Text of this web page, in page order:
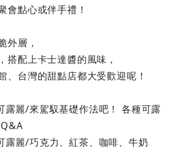
點心或伴手禮！
層，
配上卡士達醬的風味，
台灣的甜點店都大受歡迎呢！
麗/來駕馭基礎作法吧！ 各種可露
麗/巧克力、紅茶、咖啡、牛奶